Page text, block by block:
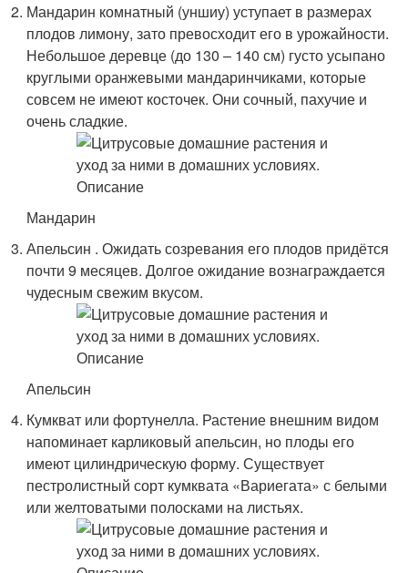
Мандарин комнатный (уншиу) уступает в размерах
плодов лимону, зато превосходит его в урожайности.
Небольшое деревце (до 130 – 140 см) густо усыпано
круглыми оранжевыми мандаринчиками, которые
совсем не имеют косточек. Они сочный, пахучие и
очень сладкие.
Мандарин
Апельсин . Ожидать созревания его плодов придётся
почти 9 месяцев. Долгое ожидание вознаграждается
чудесным свежим вкусом.
Апельсин
Кумкват или фортунелла. Растение внешним видом
напоминает карликовый апельсин, но плоды его
имеют цилиндрическую форму. Существует
пестролистный сорт кумквата «Вариегата» с белыми
или желтоватыми полосками на листьях.